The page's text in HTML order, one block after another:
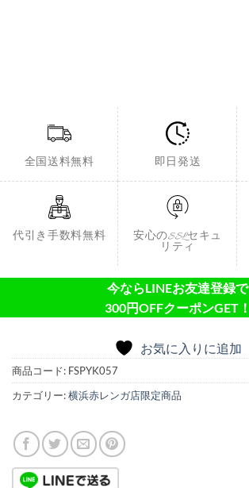
全国送料無料 即日発送
代引き手数料無料
安心のSSLセキュ
リティ
今ならLINEお友達登録で
300円OFFクーポンGET！
お気に入りに追加
商品コード: FSPYK057
カテゴリー:横浜赤レンガ店限定商品